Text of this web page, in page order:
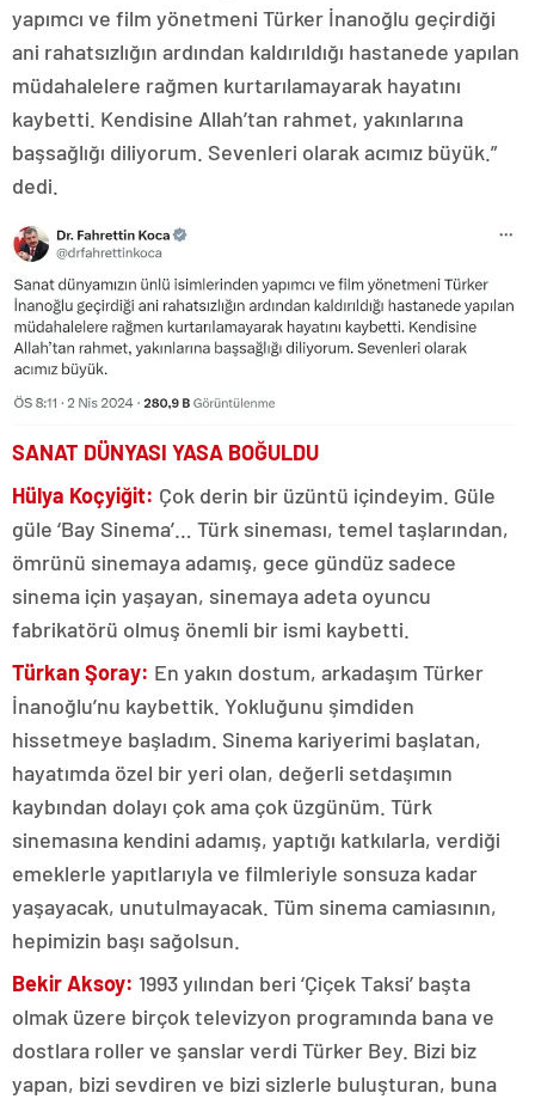
yapımcı ve film yönetmeni Türker İnanoğlu geçirdiği
ani rahatsızlığın ardından kaldırıldığı hastanede yapılan
müdahalelere rağmen kurtarılamayarak hayatını
kaybetti. Kendisine Allah’tan rahmet, yakınlarına
başsağlığı diliyorum. Sevenleri olarak acımız büyük.”
dedi.
SANAT DÜNYASI YASA BOĞULDU
Hülya Koçyiğit: Çok derin bir üzüntü içindeyim. Güle
güle ‘Bay Sinema’… Türk sineması, temel taşlarından,
ömrünü sinemaya adamış, gece gündüz sadece
sinema için yaşayan, sinemaya adeta oyuncu
fabrikatörü olmuş önemli bir ismi kaybetti.
Türkan Şoray: En yakın dostum, arkadaşım Türker
İnanoğlu’nu kaybettik. Yokluğunu şimdiden
hissetmeye başladım. Sinema kariyerimi başlatan,
hayatımda özel bir yeri olan, değerli setdaşımın
kaybından dolayı çok ama çok üzgünüm. Türk
sinemasına kendini adamış, yaptığı katkılarla, verdiği
emeklerle yapıtlarıyla ve filmleriyle sonsuza kadar
yaşayacak, unutulmayacak. Tüm sinema camiasının,
hepimizin başı sağolsun.
Bekir Aksoy: 1993 yılından beri ‘Çiçek Taksi’ başta
olmak üzere birçok televizyon programında bana ve
dostlara roller ve şanslar verdi Türker Bey. Bizi biz
yapan, bizi sevdiren ve bizi sizlerle buluşturan, buna